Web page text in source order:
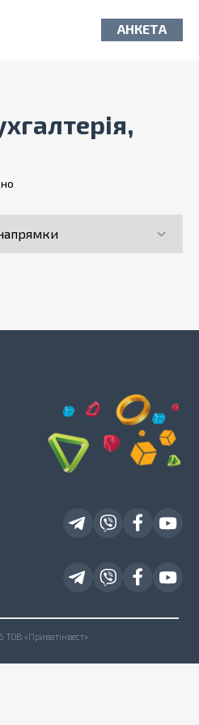
АНКЕТА
ТОВ «Приватінвест»